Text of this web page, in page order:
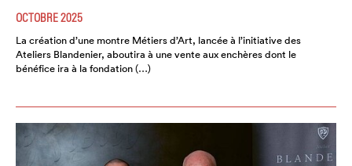
OCTOBRE 2025
La création d’une montre Métiers d’Art, lancée à l’initiative des
Ateliers Blandenier, aboutira à une vente aux enchères dont le
bénéfice ira à la fondation (…)